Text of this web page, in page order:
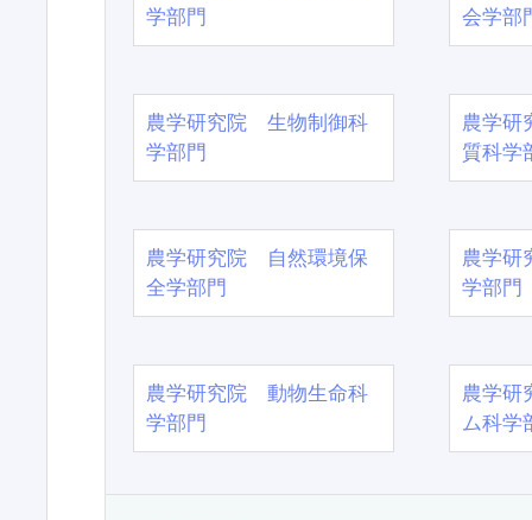
学部門
会学部
農学研究院 生物制御科
学部門
農学
質科学
農学研究院 自然環境保
全学部門
農学
学部門
農学研究院 動物生命科
学部門
農学
ム科学